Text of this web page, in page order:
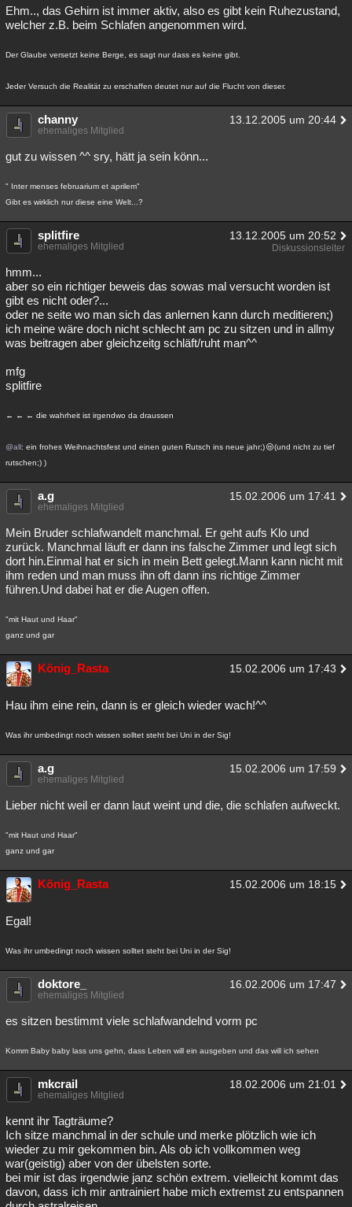
Ehm.., das Gehirn ist immer aktiv, also es gibt kein Ruhezustand,
welcher z.B. beim Schlafen angenommen wird.
Der Glaube versetzt keine Berge, es sagt nur dass es keine gibt.
Jeder Versuch die Realität zu erschaffen deutet nur auf die Flucht von dieser.
channy 13.12.2005 um 20:44
ehemaliges Mitglied
gut zu wissen ^^ sry, hätt ja sein könn...
" Inter menses februarium et aprilem"
Gibt es wirklich nur diese eine Welt...?
splitfire 13.12.2005 um 20:52
ehemaliges Mitglied Diskussionsleiter
hmm...
aber so ein richtiger beweis das sowas mal versucht worden ist
gibt es nicht oder?...
oder ne seite wo man sich das anlernen kann durch meditieren;)
ich meine wäre doch nicht schlecht am pc zu sitzen und in allmy
was beitragen aber gleichzeitg schläft/ruht man^^
mfg
splitfire
← ← ← die wahrheit ist irgendwo da draussen
@all: ein frohes Weihnachtsfest und einen guten Rutsch ins neue jahr;)
(und nicht zu tief
rutschen;) )
a.g 15.02.2006 um 17:41
ehemaliges Mitglied
Mein Bruder schlafwandelt manchmal. Er geht aufs Klo und
zurück. Manchmal läuft er dann ins falsche Zimmer und legt sich
dort hin.Einmal hat er sich in mein Bett gelegt.Mann kann nicht mit
ihm reden und man muss ihn oft dann ins richtige Zimmer
führen.Und dabei hat er die Augen offen.
"mit Haut und Haar"
ganz und gar
König_Rasta 15.02.2006 um 17:43
Hau ihm eine rein, dann is er gleich wieder wach!^^
Was ihr umbedingt noch wissen solltet steht bei Uni in der Sig!
a.g 15.02.2006 um 17:59
ehemaliges Mitglied
Lieber nicht weil er dann laut weint und die, die schlafen aufweckt.
"mit Haut und Haar"
ganz und gar
König_Rasta 15.02.2006 um 18:15
Egal!
Was ihr umbedingt noch wissen solltet steht bei Uni in der Sig!
doktore_ 16.02.2006 um 17:47
ehemaliges Mitglied
es sitzen bestimmt viele schlafwandelnd vorm pc
Komm Baby baby lass uns gehn, dass Leben will ein ausgeben und das will ich sehen
mkcrail 18.02.2006 um 21:01
ehemaliges Mitglied
kennt ihr Tagträume?
Ich sitze manchmal in der schule und merke plötzlich wie ich
wieder zu mir gekommen bin. Als ob ich vollkommen weg
war(geistig) aber von der übelsten sorte.
bei mir ist das irgendwie janz schön extrem. vielleicht kommt das
davon, dass ich mir antrainiert habe mich extremst zu entspannen